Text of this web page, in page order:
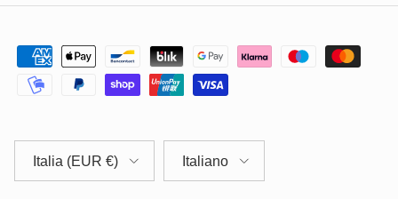
Italia (EUR €) Italiano
Sconti riservati, offerte esclusive e nuovi arrivi in anteprima. Non
valido sugli articoli già scontati e su quelli contrassegnati con ★
ISCRIVITI